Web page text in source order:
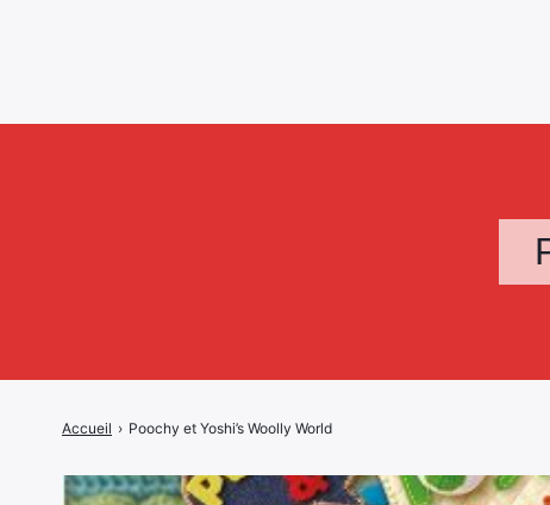
Accueil › Poochy et Yoshi’s Woolly World